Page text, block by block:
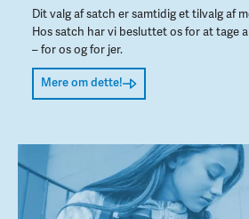
Dit valg af satch er samtidig et tilvalg af
Hos satch har vi besluttet os for at tage
– for os og for jer.
Mere om dette!